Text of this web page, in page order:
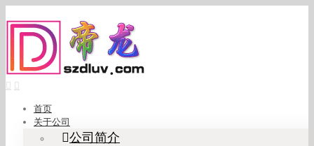
to
content
首页
关于公司
公司简介